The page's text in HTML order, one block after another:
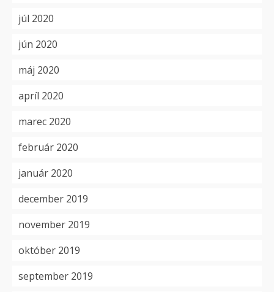
júl 2020
jún 2020
máj 2020
apríl 2020
marec 2020
február 2020
január 2020
december 2019
november 2019
október 2019
september 2019